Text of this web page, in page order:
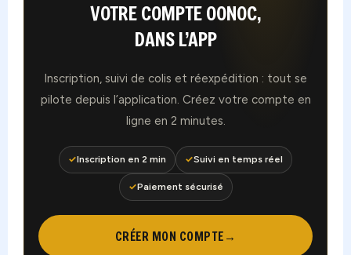
VOTRE COMPTE OONOC,
DANS L’APP
Inscription, suivi de colis et réexpédition : tout se
pilote depuis l’application. Créez votre compte en
ligne en 2 minutes.
✓Inscription en 2 min ✓Suivi en temps réel
✓Paiement sécurisé
CRÉER MON COMPTE →